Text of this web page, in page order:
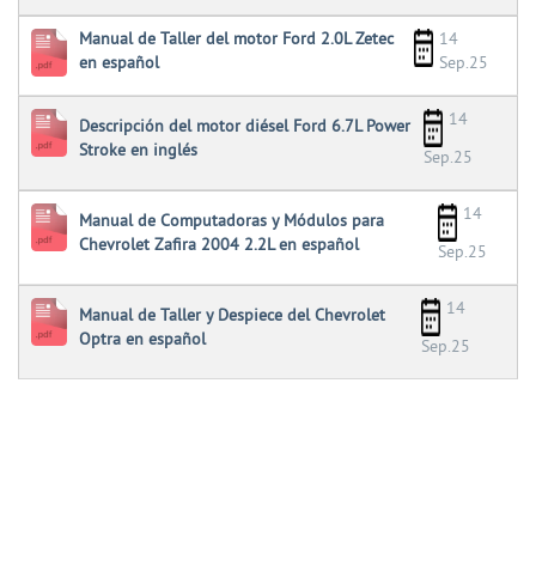
Manual de Taller del motor Ford 2.0L Zetec
en español
14
Sep.25
Descripción del motor diésel Ford 6.7L Power
Stroke en inglés
14
Sep.25
Manual de Computadoras y Módulos para
Chevrolet Zafira 2004 2.2L en español
14
Sep.25
Manual de Taller y Despiece del Chevrolet
Optra en español
14
Sep.25